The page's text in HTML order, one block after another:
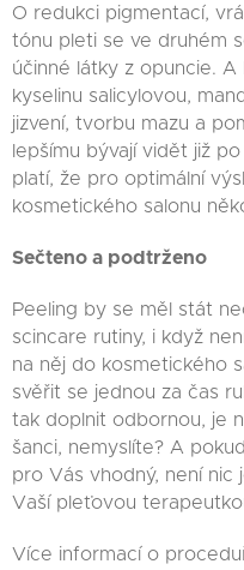
O redukci pigmentací,
tónu pleti se ve druhém
účinné látky z opuncie.
kyselinu salicylovou,
jizvení, tvorbu mazu a
lepšímu bývají vidět již
platí, že pro optimální
kosmetického salonu
Sečteno a podtrženo
Peeling by se měl stát
scincare rutiny, i když
na něj do kosmetického
svěřit se jednou za čas
tak doplnit odbornou, je
šanci, nemyslíte? A
pro Vás vhodný, není nic
Vaší pleťovou
Více informací o